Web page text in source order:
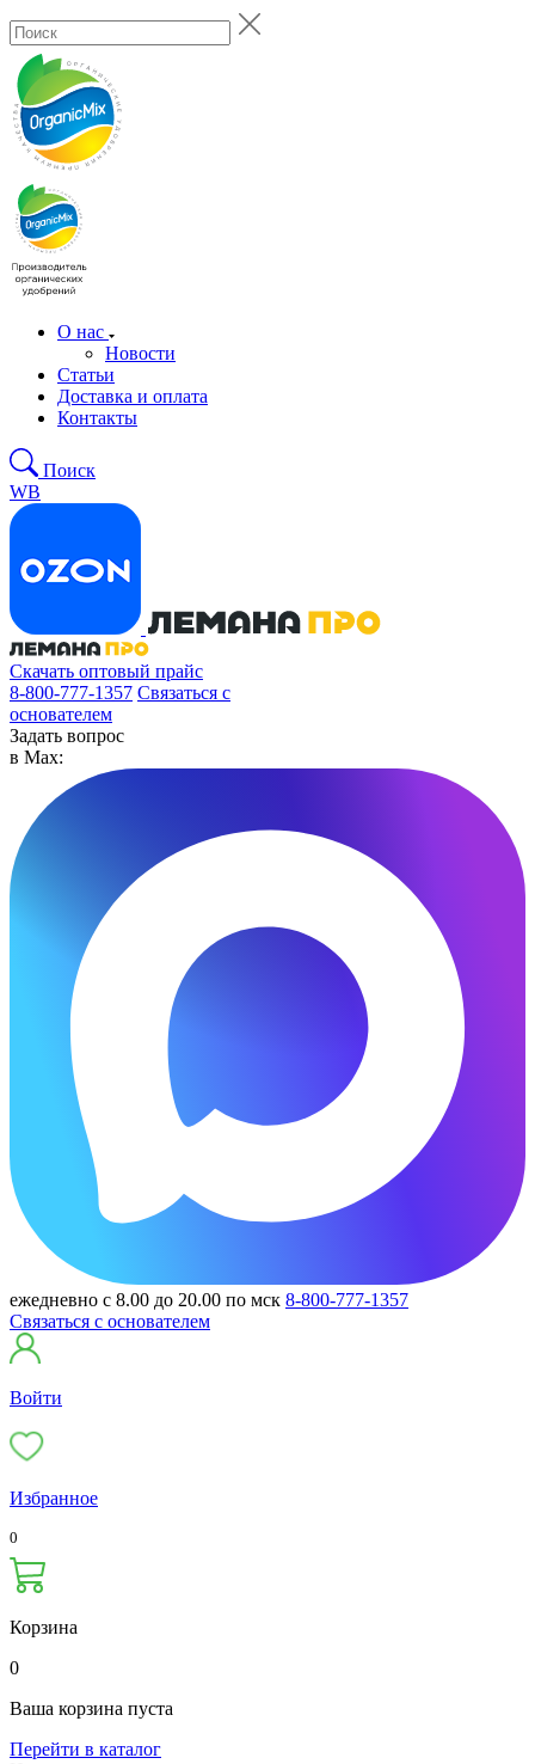
О нас
Новости
Статьи
Доставка и оплата
Контакты
Поиск
WB
Скачать оптовый прайс
8-800-777-1357 Связаться с
основателем
Задать вопрос
в Max:
ежедневно с 8.00 до 20.00 по мск 8-800-777-1357
Связаться с основателем
Войти
Избранное
0
Корзина
0
Ваша корзина пуста
Перейти в каталог